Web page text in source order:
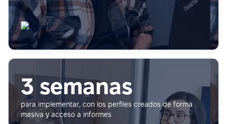
3 semanas
para implementar, con los perfiles creados de forma
masiva y acceso a informes